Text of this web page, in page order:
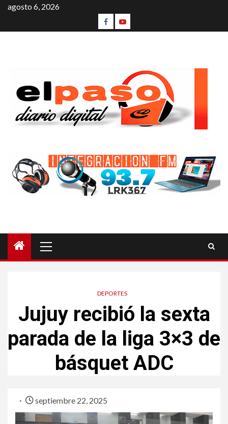
agosto 6, 2026
DEPORTES
Jujuy recibió la sexta
parada de la liga 3×3 de
básquet ADC
septiembre 22, 2025